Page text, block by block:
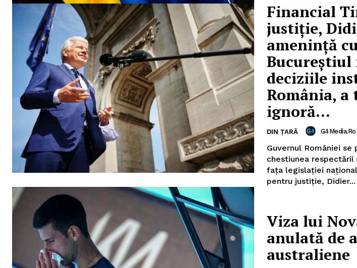
Un proiect
FREEDOM HOUSE
ROMÂNIA
Contact
Financial
justiție,
amenință
Bucureștiul
deciziile
România, a
ignoră...
DIN ȚARĂ G4Media.ro
Guvernul României se
chestiunea
fața legislației
pentru justiție, Didier...
Viza lui
anulată de
australiene